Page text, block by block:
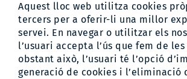
Blog
Aquest lloc web utilitza cookies
tercers per a oferir-li una millor
servei. En navegar o utilitzar els
l’usuari accepta l’ús que fem de
obstant això, l’usuari té l’opció
generació de cookies i l’eliminació